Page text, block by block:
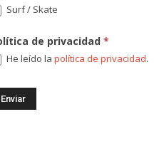
Surf / Skate
de privacidad *
He leído la política de privacidad.